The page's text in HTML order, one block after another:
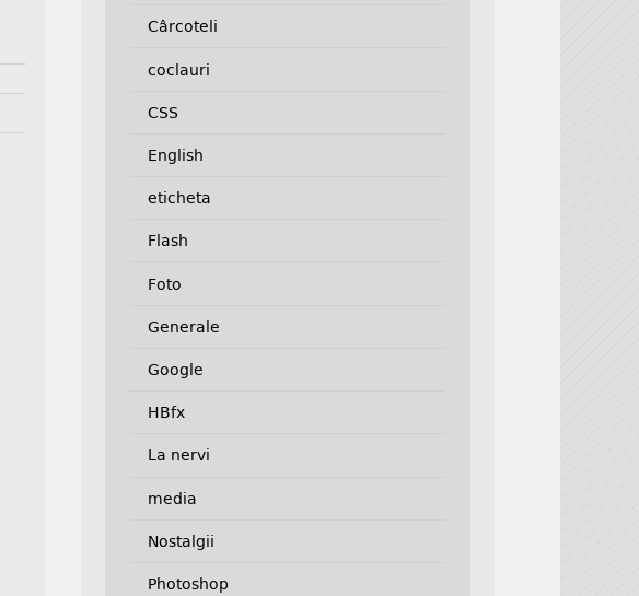
Cârcoteli
coclauri
CSS
English
eticheta
Flash
Foto
Generale
Google
HBfx
La nervi
media
Nostalgii
Photoshop